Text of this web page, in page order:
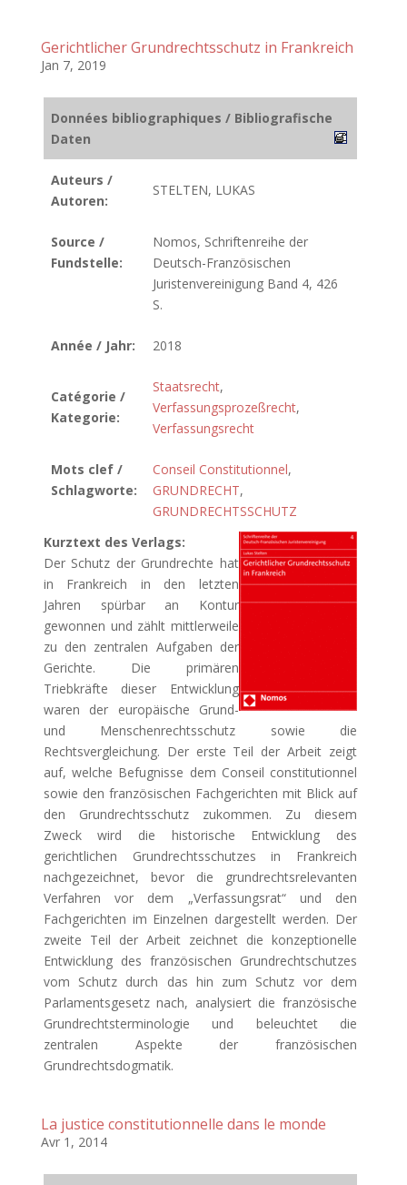
Gerichtlicher Grundrechtsschutz in Frankreich
Jan 7, 2019
Données bibliographiques / Bibliografische
Daten
Auteurs /
Autoren:
STELTEN, LUKAS
Source /
Fundstelle:
Nomos, Schriftenreihe der
Deutsch-Französischen
Juristenvereinigung Band 4, 426
S.
Année / Jahr: 2018
Catégorie /
Kategorie:
Staatsrecht,
Verfassungsprozeßrecht,
Verfassungsrecht
Mots clef /
Schlagworte:
Conseil Constitutionnel,
GRUNDRECHT,
GRUNDRECHTSSCHUTZ
Kurztext des Verlags:
Der Schutz der Grundrechte hat
in Frankreich in den letzten
Jahren spürbar an Kontur
gewonnen und zählt mittlerweile
zu den zentralen Aufgaben der
Gerichte. Die primären
Triebkräfte dieser Entwicklung
waren der europäische Grund-
und Menschenrechtsschutz sowie die
Rechtsvergleichung. Der erste Teil der Arbeit zeigt
auf, welche Befugnisse dem Conseil constitutionnel
sowie den französischen Fachgerichten mit Blick auf
den Grundrechtsschutz zukommen. Zu diesem
Zweck wird die historische Entwicklung des
gerichtlichen Grundrechtsschutzes in Frankreich
nachgezeichnet, bevor die grundrechtsrelevanten
Verfahren vor dem „Verfassungsrat“ und den
Fachgerichten im Einzelnen dargestellt werden. Der
zweite Teil der Arbeit zeichnet die konzeptionelle
Entwicklung des französischen Grundrechtschutzes
vom Schutz durch das hin zum Schutz vor dem
Parlamentsgesetz nach, analysiert die französische
Grundrechtsterminologie und beleuchtet die
zentralen Aspekte der französischen
Grundrechtsdogmatik.
La justice constitutionnelle dans le monde
Avr 1, 2014